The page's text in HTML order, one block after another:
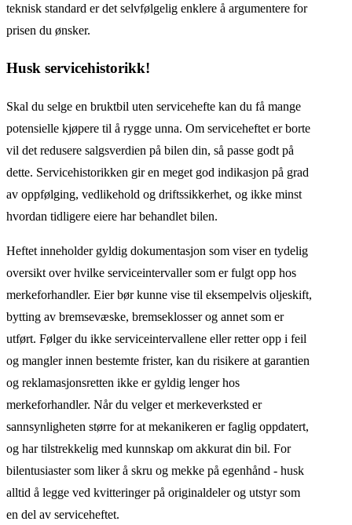
teknisk standard er det selvfølgelig enklere å argumentere for
prisen du ønsker.
Husk servicehistorikk!
Skal du selge en bruktbil uten servicehefte kan du få mange
potensielle kjøpere til å rygge unna. Om serviceheftet er borte
vil det redusere salgsverdien på bilen din, så passe godt på
dette. Servicehistorikken gir en meget god indikasjon på grad
av oppfølging, vedlikehold og driftssikkerhet, og ikke minst
hvordan tidligere eiere har behandlet bilen.
Heftet inneholder gyldig dokumentasjon som viser en tydelig
oversikt over hvilke serviceintervaller som er fulgt opp hos
merkeforhandler. Eier bør kunne vise til eksempelvis oljeskift,
bytting av bremsevæske, bremseklosser og annet som er
utført. Følger du ikke serviceintervallene eller retter opp i feil
og mangler innen bestemte frister, kan du risikere at garantien
og reklamasjonsretten ikke er gyldig lenger hos
merkeforhandler. Når du velger et merkeverksted er
sannsynligheten større for at mekanikeren er faglig oppdatert,
og har tilstrekkelig med kunnskap om akkurat din bil. For
bilentusiaster som liker å skru og mekke på egenhånd - husk
alltid å legge ved kvitteringer på originaldeler og utstyr som
en del av serviceheftet.